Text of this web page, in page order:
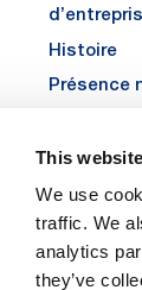
This
We use
traffic. We
analytics
they’ve
Histoire
Présence
Funded